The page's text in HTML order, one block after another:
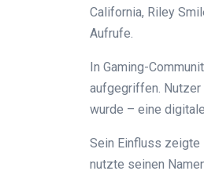
California, Riley
Aufrufe.
In Gaming-
aufgegriffen. Nutzer
wurde – eine
Sein Einfluss zeigte
nutzte seinen